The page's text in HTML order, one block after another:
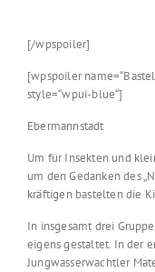
[/wpspoiler]
[wpspoiler
style=“wpui-blue“]
Ebermannstadt
Um für Insekten und
um den Gedanken des
kräftigen bastelten die
In insgesamt drei
eigens gestaltet. In der
Jungwasserwachtler